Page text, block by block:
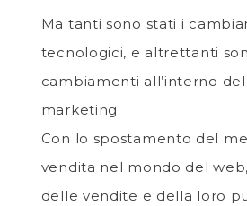
Ma tanti sono stati i
tecnologici, e altrettanti
cambiamenti all’interno
marketing.
Con lo spostamento del
vendita nel mondo del
delle vendite e della loro